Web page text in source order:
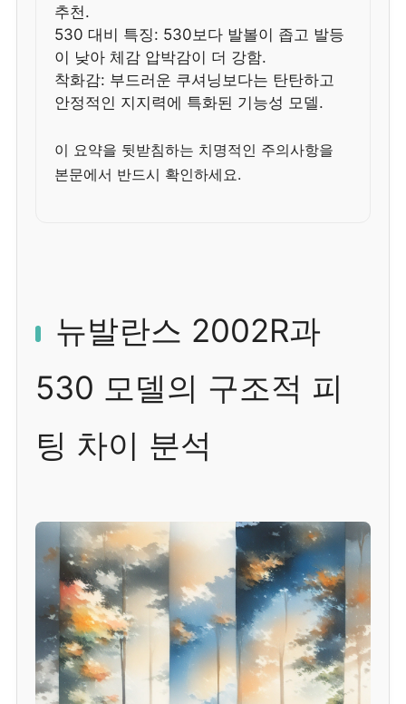
추천.
530 대비 특징: 530보다 발볼이 좁고 발등
이 낮아 체감 압박감이 더 강함.
착화감: 부드러운 쿠셔닝보다는 탄탄하고
안정적인 지지력에 특화된 기능성 모델.
이 요약을 뒷받침하는 치명적인 주의사항을
본문에서 반드시 확인하세요.
뉴발란스 2002R과
530 모델의 구조적 피
팅 차이 분석